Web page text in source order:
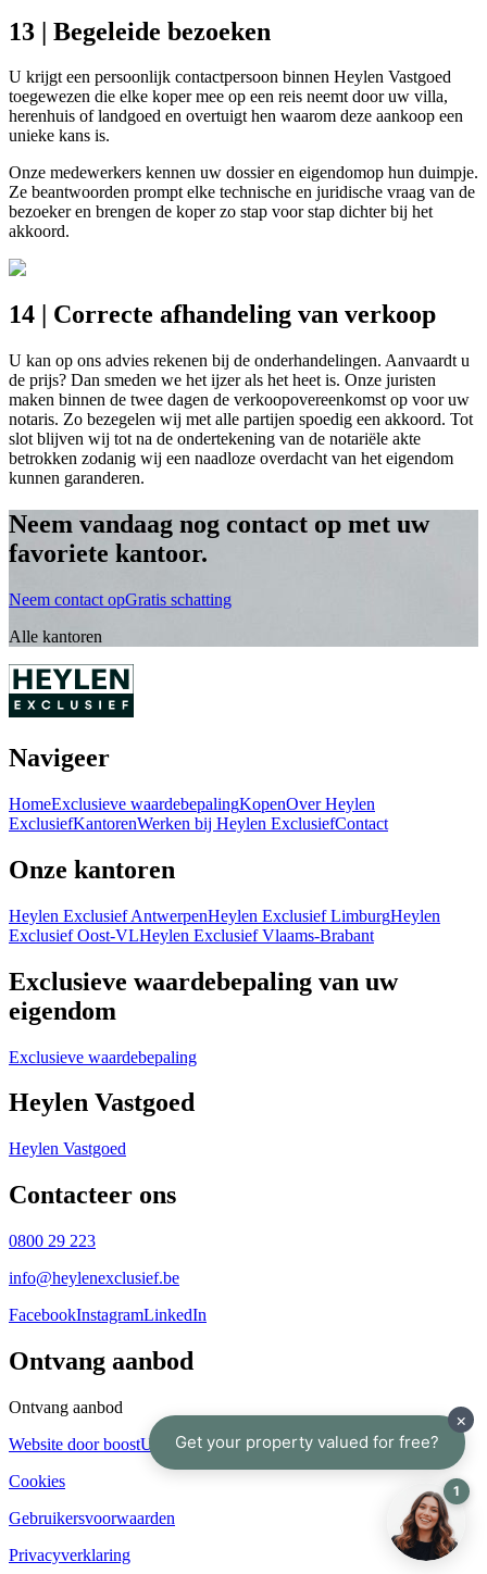
13 | Begeleide bezoeken
U krijgt een persoonlijk contactpersoon binnen Heylen Vastgoed
toegewezen die elke koper mee op een reis neemt door uw villa,
herenhuis of landgoed en overtuigt hen waarom deze aankoop een
unieke kans is.
Onze medewerkers kennen uw dossier en eigendomop hun duimpje.
Ze beantwoorden prompt elke technische en juridische vraag van de
bezoeker en brengen de koper zo stap voor stap dichter bij het
akkoord.
14 | Correcte afhandeling van verkoop
U kan op ons advies rekenen bij de onderhandelingen. Aanvaardt u
de prijs? Dan smeden we het ijzer als het heet is. Onze juristen
maken binnen de twee dagen de verkoopovereenkomst op voor uw
notaris. Zo bezegelen wij met alle partijen spoedig een akkoord. Tot
slot blijven wij tot na de ondertekening van de notariële akte
betrokken zodanig wij een naadloze overdacht van het eigendom
kunnen garanderen.
Neem vandaag nog contact op met uw
favoriete kantoor.
Neem contact opGratis schatting
Alle kantoren
Navigeer
HomeExclusieve waardebepalingKopenOver Heylen
ExclusiefKantorenWerken bij Heylen ExclusiefContact
Onze kantoren
Heylen Exclusief AntwerpenHeylen Exclusief LimburgHeylen
Exclusief Oost-VLHeylen Exclusief Vlaams-Brabant
Exclusieve waardebepaling van uw
eigendom
Exclusieve waardebepaling
Heylen Vastgoed
Heylen Vastgoed
Contacteer ons
0800 29 223
info@heylenexclusief.be
FacebookInstagramLinkedIn
Ontvang aanbod
Ontvang aanbod
Website door boostU
Cookies
Gebruikersvoorwaarden
Privacyverklaring